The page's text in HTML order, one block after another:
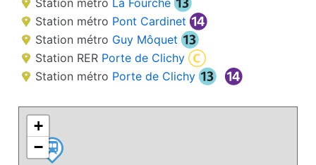
Station métro La Fourche
Station métro Pont Cardinet
Station métro Guy Môquet
Station RER Porte de Clichy
Station métro Porte de Clichy
+
−